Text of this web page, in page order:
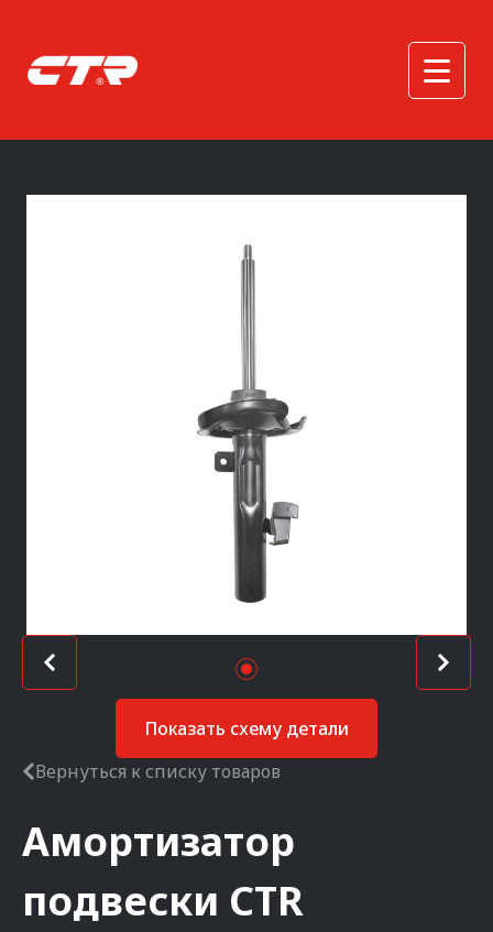
Показать схему детали
Вернуться к списку товаров
Амортизатор
подвески CTR